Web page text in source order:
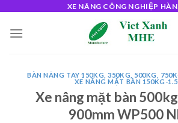
content
XE NÂNG CÔNG NGHIỆP
BÀN NÂNG TAY 150KG, 350KG, 500KG,
XE NÂNG MẶT BÀN 150KG-
Xe nâng mặt bàn
900mm WP500